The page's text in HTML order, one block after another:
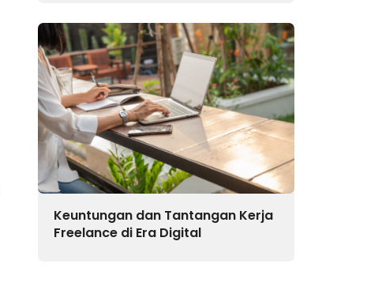
Keuntungan dan Tantangan Kerja
Freelance di Era Digital